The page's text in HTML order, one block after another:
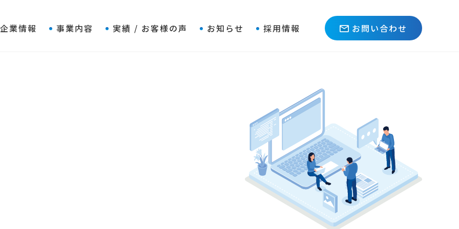
企業情報 事業内容 実績 / お客様の声 お知らせ 採用情報 お問い合わせ